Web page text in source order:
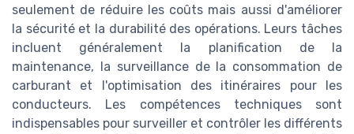
seulement de réduire les coûts mais aussi d'améliorer
la sécurité et la durabilité des opérations. Leurs tâches
incluent généralement la planification de la
maintenance, la surveillance de la consommation de
carburant et l'optimisation des itinéraires pour les
conducteurs. Les compétences techniques sont
indispensables pour surveiller et contrôler les différents